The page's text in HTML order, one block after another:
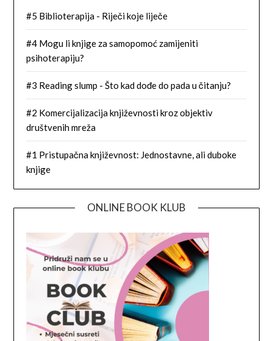
#5 Biblioterapija - Riječi koje liječe
#4 Mogu li knjige za samopomoć zamijeniti
psihoterapiju?
#3 Reading slump - Što kad dođe do pada u čitanju?
#2 Komercijalizacija književnosti kroz objektiv
društvenih mreža
#1 Pristupačna književnost: Jednostavne, ali duboke
knjige
ONLINE BOOK KLUB